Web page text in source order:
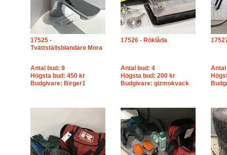
17525 -
Tvättställsblandare Mora
Antal bud: 9
Högsta bud: 450 kr
Budgivare: Birger1
17526 - Röklåda
Antal bud: 4
Högsta bud: 200 kr
Budgivare: gizmokvack
Antal